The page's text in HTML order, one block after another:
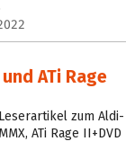
ATi Rage
zum Aldi-
ATi Rage II+DVD